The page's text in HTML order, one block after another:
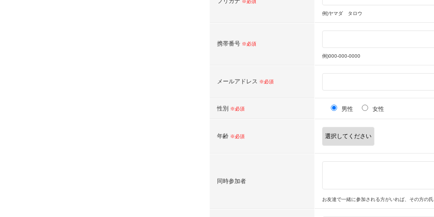
※必須
例)ヤマダ タロウ
携帯番号 ※必須
例)000-000-0000
メールアドレス ※必須
性別 ※必須 男性 女性
年齢 ※必須
同時参加者
お友達で一緒に参加される方がいれば、その方の